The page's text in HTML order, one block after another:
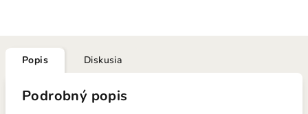
Popis Diskusia
Podrobný popis